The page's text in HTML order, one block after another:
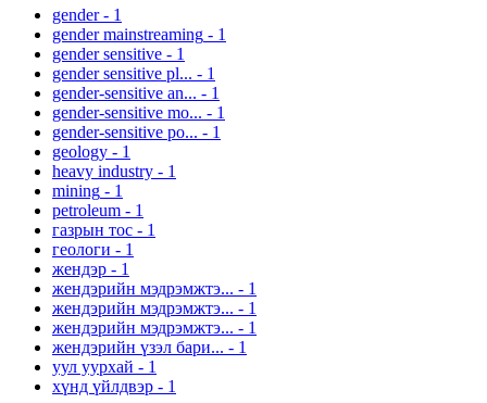
gender - 1
gender mainstreaming - 1
gender sensitive - 1
gender sensitive pl... - 1
gender-sensitive an... - 1
gender-sensitive mo... - 1
gender-sensitive po... - 1
geology - 1
heavy industry - 1
mining - 1
petroleum - 1
газрын тос - 1
геологи - 1
жендэр - 1
жендэрийн мэдрэмжтэ... - 1
жендэрийн мэдрэмжтэ... - 1
жендэрийн мэдрэмжтэ... - 1
жендэрийн үзэл бари... - 1
уул уурхай - 1
хүнд үйлдвэр - 1